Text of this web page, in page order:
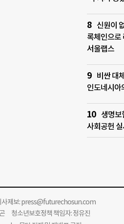
신원이
록체인으로
서울랩스
비싼 대
인도네시아
생명보
사회공헌 실
제보:press@futurechosun.com
청소년보호정책 책임자: 정유진